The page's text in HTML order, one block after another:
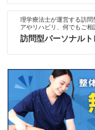
理学療法士が運営する訪
アやリハビリ、何でもご相
訪問型パーソナル